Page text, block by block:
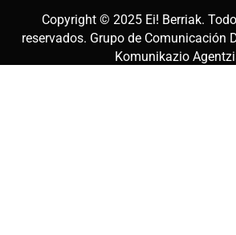
Copyright © 2025 Ei! Berriak.
reservados. Grupo de Comunicación
Komunikazio